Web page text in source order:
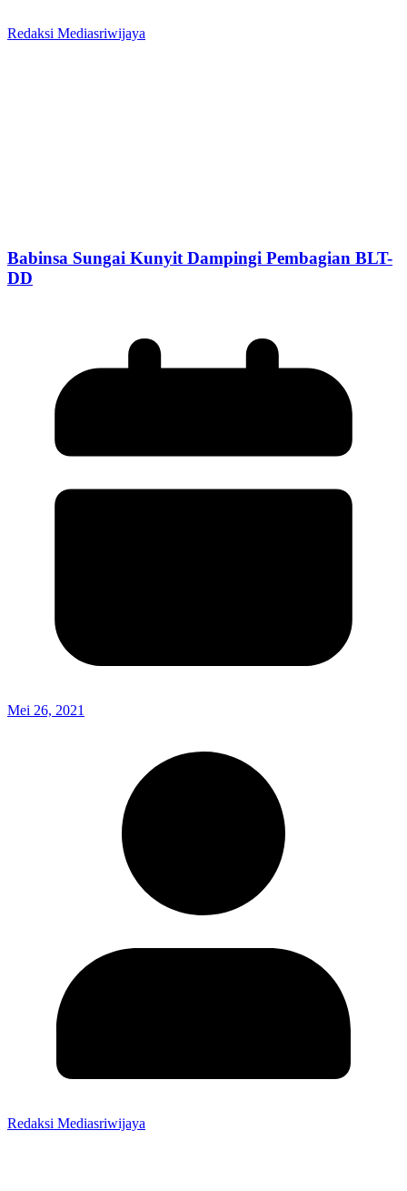
Redaksi Mediasriwijaya
Babinsa Sungai Kunyit Dampingi Pembagian BLT-
DD
Mei 26, 2021
Redaksi Mediasriwijaya